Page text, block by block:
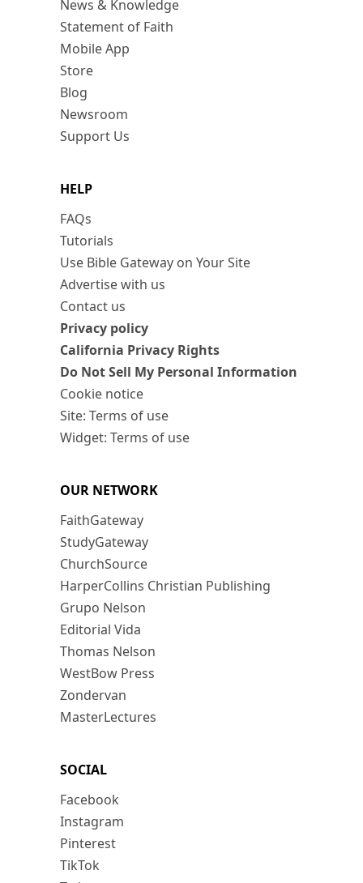
News & Knowledge
Statement of Faith
Mobile App
Store
Blog
Newsroom
Support Us
HELP
FAQs
Tutorials
Use Bible Gateway on Your Site
Advertise with us
Contact us
Privacy policy
California Privacy Rights
Do Not Sell My Personal Information
Cookie notice
Site: Terms of use
Widget: Terms of use
OUR NETWORK
FaithGateway
StudyGateway
ChurchSource
HarperCollins Christian Publishing
Grupo Nelson
Editorial Vida
Thomas Nelson
WestBow Press
Zondervan
MasterLectures
SOCIAL
Facebook
Instagram
Pinterest
TikTok